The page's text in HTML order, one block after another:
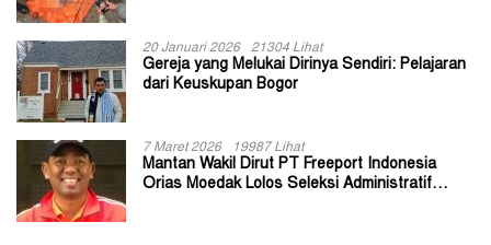
20 Januari 2026 21304 Lihat
Gereja yang Melukai Dirinya Sendiri: Pelajaran
dari Keuskupan Bogor
7 Maret 2026 19987 Lihat
Mantan Wakil Dirut PT Freeport Indonesia
Orias Moedak Lolos Seleksi Administratif